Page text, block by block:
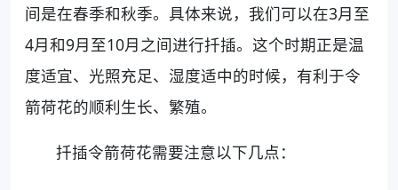
间是在春季和秋季。具体来说，我们可以在3月至
4月和9月至10月之间进行扦插。这个时期正是温
度适宜、光照充足、湿度适中的时候，有利于令
箭荷花的顺利生长、繁殖。
扦插令箭荷花需要注意以下几点：